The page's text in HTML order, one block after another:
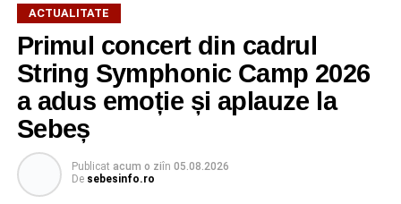
După două ediții organizate în Parcul Arini, competiția se
mută într-un nou decor, oferind participanților ocazia de a
concura într-un cadru natural deosebit. Evenimentul este
destinat copiilor și adolescenților cu vârste cuprinse între
5 și 18 ani, iar participarea este gratuită.
Organizatorii au pregătit trasee adaptate fiecărei categorii
de vârstă, astfel încât competiția să fie accesibilă atât
ACTUALITATE
Primul concert din cadrul
String Symphonic Camp 2026
a adus emoție și aplauze la
Sebeș
Publicat acum o ziîn 05.08.2026
De sebesinfo.ro